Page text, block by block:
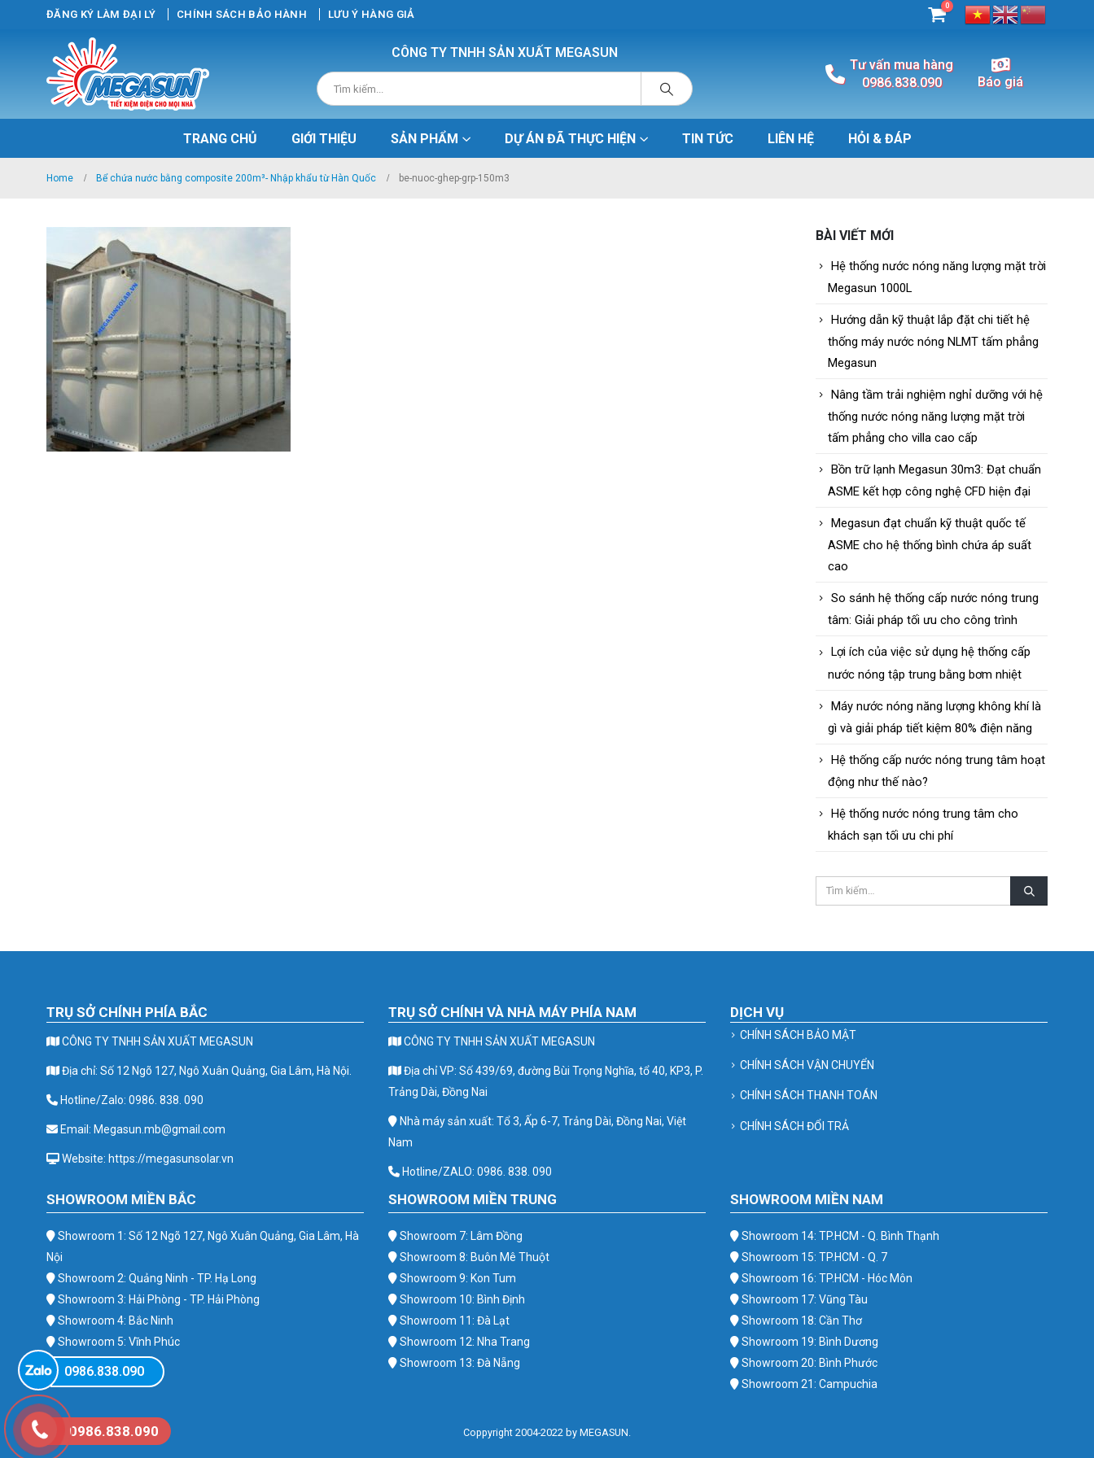
ĐĂNG KÝ LÀM ĐẠI LÝ CHÍNH SÁCH BẢO HÀNH LƯU Ý HÀNG GIẢ
0
CÔNG TY TNHH SẢN XUẤT MEGASUN
Tư vấn mua hàng
0986.838.090
Báo giá
TRANG CHỦ GIỚI THIỆU SẢN PHẨM DỰ ÁN ĐÃ THỰC HIỆN TIN TỨC LIÊN HỆ HỎI & ĐÁP
Home Bể chứa nước bằng composite 200m³- Nhập khẩu từ Hàn Quốc be-nuoc-ghep-grp-150m3
BÀI VIẾT MỚI
Hệ thống nước nóng năng lượng mặt trời
Megasun 1000L
Hướng dẫn kỹ thuật lắp đặt chi tiết hệ
thống máy nước nóng NLMT tấm phẳng
Megasun
Nâng tầm trải nghiệm nghỉ dưỡng với hệ
thống nước nóng năng lượng mặt trời
tấm phẳng cho villa cao cấp
Bồn trữ lạnh Megasun 30m3: Đạt chuẩn
ASME kết hợp công nghệ CFD hiện đại
Megasun đạt chuẩn kỹ thuật quốc tế
ASME cho hệ thống bình chứa áp suất
cao
So sánh hệ thống cấp nước nóng trung
tâm: Giải pháp tối ưu cho công trình
Lợi ích của việc sử dụng hệ thống cấp
nước nóng tập trung bằng bơm nhiệt
Máy nước nóng năng lượng không khí là
gì và giải pháp tiết kiệm 80% điện năng
Hệ thống cấp nước nóng trung tâm hoạt
động như thế nào?
Hệ thống nước nóng trung tâm cho
khách sạn tối ưu chi phí
TRỤ SỞ CHÍNH PHÍA BẮC
CÔNG TY TNHH SẢN XUẤT MEGASUN
Địa chỉ: Số 12 Ngõ 127, Ngô Xuân Quảng, Gia Lâm, Hà Nội.
Hotline/Zalo: 0986. 838. 090
Email: Megasun.mb@gmail.com
Website: https://megasunsolar.vn
TRỤ SỞ CHÍNH VÀ NHÀ MÁY PHÍA NAM
CÔNG TY TNHH SẢN XUẤT MEGASUN
Địa chỉ VP: Số 439/69, đường Bùi Trọng Nghĩa, tổ 40, KP3, P.
Trảng Dài, Đồng Nai
Nhà máy sản xuất: Tổ 3, Ấp 6-7, Trảng Dài, Đồng Nai, Việt
Nam
Hotline/ZALO: 0986. 838. 090
DỊCH VỤ
CHÍNH SÁCH BẢO MẬT
CHÍNH SÁCH VẬN CHUYỂN
CHÍNH SÁCH THANH TOÁN
CHÍNH SÁCH ĐỔI TRẢ
SHOWROOM MIỀN BẮC
Showroom 1: Số 12 Ngõ 127, Ngô Xuân Quảng, Gia Lâm, Hà
Nội
Showroom 2: Quảng Ninh - TP. Hạ Long
Showroom 3: Hải Phòng - TP. Hải Phòng
Showroom 4: Bắc Ninh
Showroom 5: Vĩnh Phúc
Showroom 6: Ba Vì
SHOWROOM MIỀN TRUNG
Showroom 7: Lâm Đồng
Showroom 8: Buôn Mê Thuột
Showroom 9: Kon Tum
Showroom 10: Bình Định
Showroom 11: Đà Lạt
Showroom 12: Nha Trang
Showroom 13: Đà Nẵng
SHOWROOM MIỀN NAM
Showroom 14: TP.HCM - Q. Bình Thạnh
Showroom 15: TP.HCM - Q. 7
Showroom 16: TP.HCM - Hóc Môn
Showroom 17: Vũng Tàu
Showroom 18: Cần Thơ
Showroom 19: Bình Dương
Showroom 20: Bình Phước
Showroom 21: Campuchia
Coppyright 2004-2022 by MEGASUN.
0986.838.090
0986.838.090